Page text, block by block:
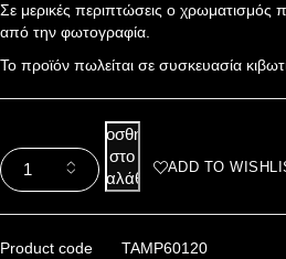
Σε μερικές περιπτώσεις ο χρωματισμός
από την φωτογραφία.
Το προϊόν πωλείται σε συσκευασία
Προσθήκη
στο
καλάθι
ADD TO
Product code
TAMP60120